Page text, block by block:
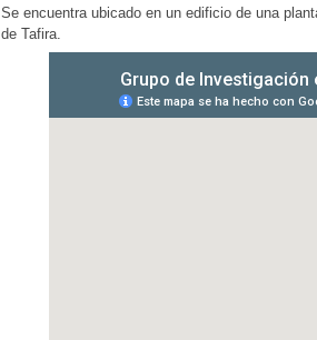
Se encuentra ubicado en un edificio de una
de Tafira.